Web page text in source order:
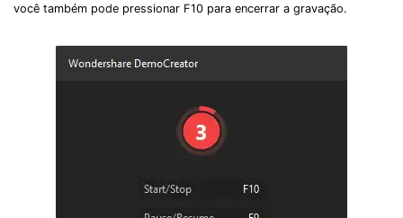
você também pode pressionar F10 para encerrar a gravação.